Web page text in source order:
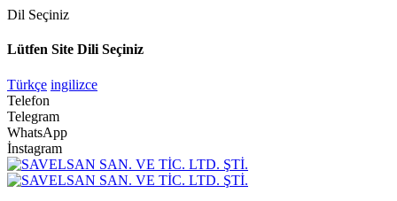
Dil Seçiniz
Lütfen Site Dili Seçiniz
Türkçe ingilizce
Telefon
Telegram
WhatsApp
İnstagram